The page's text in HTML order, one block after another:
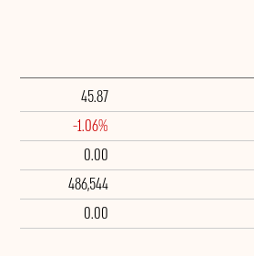
45.87
-1.06%
0.00
486,544
0.00